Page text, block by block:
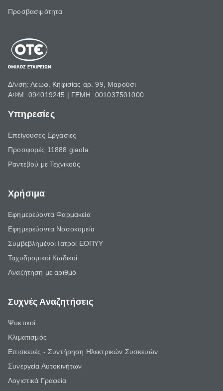
Προσβασιμότητα
Δ/νση: Λεωφ. Κηφισίας αρ. 99, Μαρούσι
ΑΦΜ: 094019245 | ΓΕΜΗ: 001037501000
Υπηρεσίες
Επείγουσες Εργασίες
Προσφορές 11888 giaola
Ραντεβού με Τεχνικούς
Χρήσιμα
Εφημερεύοντα Φαρμακεία
Εφημερεύοντα Νοσοκομεία
Συμβεβλημένοι Ιατροί ΕΟΠΥΥ
Ταχυδρομικοί Κωδικοί
Αναζήτηση με αριθμό
Συχνές Αναζητήσεις
Ψυκτικοί
Κλιματισμός
Επισκευές - Συντήρηση Ηλεκτρικών Συσκευών
Συνεργεία Αυτοκινήτων
Λογιστικά Γραφεία